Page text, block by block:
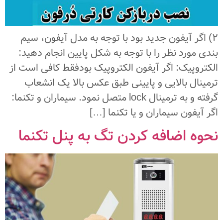
2) اگر آیفون جدید بود با توجه به مدل آیفون، سیم
بندی مورد نظر را با توجه به شکل پایین انجام دهید:
الکتروپیک: اگر آیفون الکتروپیک بودفقط کافی است از
ترمینال بالایی و پایینی طبق عکس بالا یک انشعاب
گرفته و به ترمینال lock متصل نمود. سیماران و تکنما:
اگر آیفون سیماران و یا تکنما […]
نحوه اضافه کردن تگ به پنل تکنما